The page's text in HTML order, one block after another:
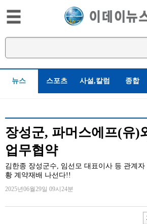
뉴스 스포츠 사설,칼럼 종합
장성군, 파머스에프(유)
업무협약
김한종 장성군수, 임선모 대표이사 등 관계자
황 계약재배 나선다!!
2025년06월29일 09시24분